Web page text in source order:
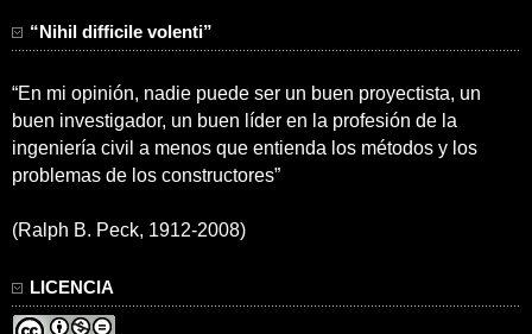
“Nihil difficile volenti”
“En mi opinión, nadie puede ser un buen proyectista, un
buen investigador, un buen líder en la profesión de la
ingeniería civil a menos que entienda los métodos y los
problemas de los constructores”
(Ralph B. Peck, 1912-2008)
LICENCIA